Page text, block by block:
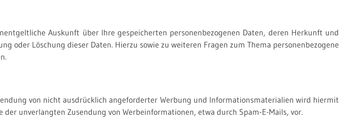
Auskunft über Ihre gespeicherten personenbezogenen Daten, deren Herkunft und
oder Löschung dieser Daten. Hierzu sowie zu weiteren Fragen zum Thema personenbezogene
von nicht ausdrücklich angeforderter Werbung und Informationsmaterialien wird hiermit
unverlangten Zusendung von Werbeinformationen, etwa durch Spam-E-Mails, vor.